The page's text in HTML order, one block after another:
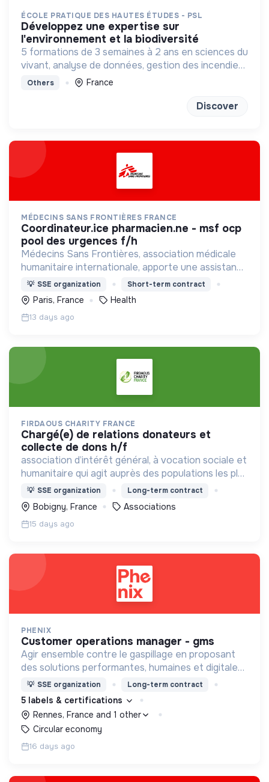
ÉCOLE PRATIQUE DES HAUTES ÉTUDES - PSL
développez une expertise sur
l'environnement et la biodiversité
5 formations de 3 semaines à 2 ans en sciences du
vivant, analyse de données, gestion des incendies
et génétique du paysage.
Others France
Discover
MÉDECINS SANS FRONTIÈRES FRANCE
coordinateur.ice pharmacien.ne - msf ocp
pool des urgences f/h
Médecins Sans Frontières, association médicale
humanitaire internationale, apporte une assistance
médicale à des populations dont la vie est
menacée.
💡 SSE organization Short-term contract
Paris, France Health
13 days ago
FIRDAOUS CHARITY FRANCE
chargé(e) de relations donateurs et
collecte de dons h/f
association d’intérêt général, à vocation sociale et
humanitaire qui agit auprès des populations les plus
vulnérables particulièrement les enfants en
France et dans d’autres régions du monde.
💡 SSE organization Long-term contract
Bobigny, France Associations
15 days ago
PHENIX
customer operations manager - gms
Agir ensemble contre le gaspillage en proposant
des solutions performantes, humaines et digitales,
qui profitent à tous.
💡 SSE organization Long-term contract
5 labels & certifications
Rennes, France and 1 other
Circular economy
16 days ago